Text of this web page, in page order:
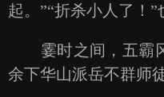
起。”“折杀小人了！”
霎时之间，五霸冈
余下华山派岳不群师